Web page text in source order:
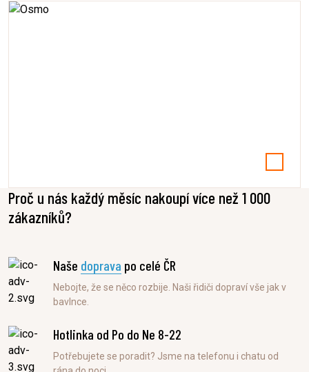
Proč u nás každý měsíc nakoupí více než 1 000
zákazníků?
Naše doprava po celé ČR
Nebojte, že se něco rozbije. Naši řidiči dopraví vše jak v
bavlnce.
Hotlinka od Po do Ne 8-22
Potřebujete se poradit? Jsme na telefonu i chatu od